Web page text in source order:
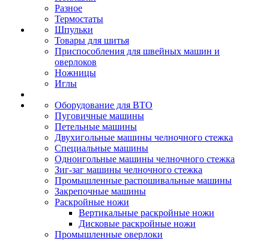
Разное
Термостаты
Шпульки
Товары для шитья
Приспособления для швейных машин и
оверлоков
Ножницы
Иглы
Оборудование для ВТО
Пуговичные машины
Петельные машины
Двухигольные машины челночного стежка
Специальные машины
Одноигольные машины челночного стежка
Зиг-заг машины челночного стежка
Промышленные распошивальные машины
Закрепочные машины
Раскройные ножи
Вертикальные раскройные ножи
Дисковые раскройные ножи
Промышленные оверлоки